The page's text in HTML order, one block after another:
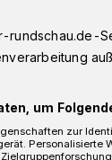
Petersohn
rundschau.de-
um
zur
Personalisierte